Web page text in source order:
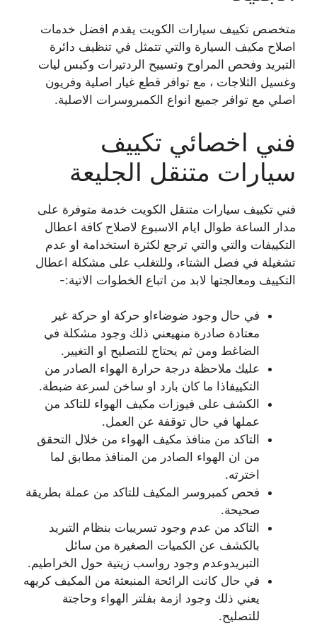
متخصص تكييف سيارات الكويت يقدم افضل خدمات
اصلاح مكيف السيارة والتي تتمثل في تنظيف دائرة
التبريد وفحص المراوح وتسييح الردتيرات وكبس ليات
وغسيل الثلاجات ، مع توافر قطع غيار اصلية وفريون
اصلي مع توافر جميع انواع الكمبروسرات الاصلية.
فني اخصائي تكييف
سيارات متنقل الجليعة
فني تكييف سيارات متنقل الكويت خدمة متوفرة على
مدار الساعة طوال ايام الاسبوع لاصلاح كافة اعطال
التكييفات والتي والتي ترجع لكثرة استخدامة او عدم
تشغيلة في فصل الشتاء، وللتغلب على مشكلة اعطال
التكييف ومعالجتها لابد من اتباع الخطوات الاتية:-
في حال وجود ضوضاءاو حركة او حركة غير
معتادة صادرة منهيعني ذلك وجود مشكلة في
الضاغط ومن ثم يحتاج للتصليح او التغيير.
عليك ملاحظة درجة حرارة الهواء الصادر من
التكييفاذا ما كان بارد او ساخن لسرعة ضبطة.
الكشف على فيوزات مكيف الهواء للتاكد من
عملها في حال توقفة عن العمل.
التاكد من منافذ مكيف الهواء من خلال التحقق
من ان الهواء الصادر من المنافذ مطابق لما
اخترته.
فحص كمبروسر المكيف للتاكد من عملة بطريقة
صحيحة.
التاكد من عدم وجود تسريبات بنظام التبريد
بالكشف عن الكميات الصغيرة من سائل
التبريدوعدم وجود رواسب زيتية حول الخراطيم.
في حال كانت الرائحة المنبعثة من المكيف كريهه
يعني ذلك وجود ازمة بفلتر الهواء وحاجتة
للتصليح.